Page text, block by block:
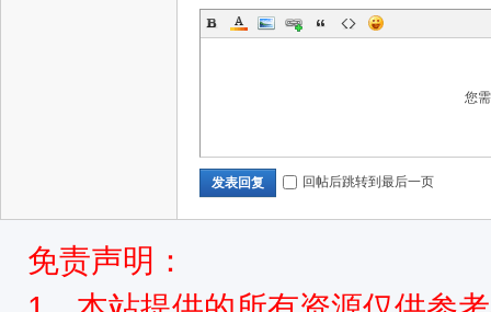
您
发表回复 回帖后跳转到最后一页
免责声明：